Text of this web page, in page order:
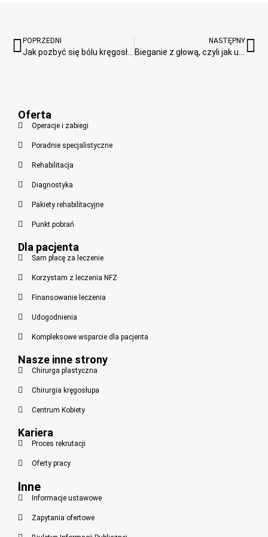
POPRZEDNI NASTĘPNY
Oferta
Operacje i zabiegi
Poradnie specjalistyczne
Rehabilitacja
Diagnostyka
Pakiety rehabilitacyjne
Punkt pobrań
Dla pacjenta
Sam płacę za leczenie
Korzystam z leczenia NFZ
Finansowanie leczenia
Udogodnienia
Kompleksowe wsparcie dla pacjenta
Nasze inne strony
Chirurga plastyczna
Chirurgia kręgosłupa
Centrum Kobiety
Kariera
Proces rekrutacji
Oferty pracy
Inne
Informacje ustawowe
Zapytania ofertowe